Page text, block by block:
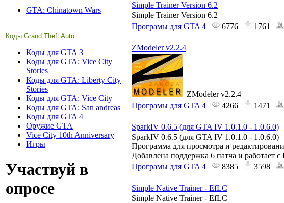
GTA: Chinatown Wars
Коды Grand Theft Auto
Коды для GTA 3
Коды для GTA: Vice City
Stories
Коды для GTA: Liberty City
Stories
Коды для GTA: Vice City
Коды для GTA: San andreas
Коды для GTA 4
Оружие GTA
Vice City 10th Anniversary
Игры
Участвуй в
опросе
Simple Trainer Version 6.2
Simple Trainer Version 6.2
Програмы для GTA 4 | 6776 | 1761 |
ZModeler v2.2.4
ZModeler v2.2.4
Програмы для GTA 4 | 4266 | 1471 |
SparkIV 0.6.5 (для GTA IV 1.0.1.0 - 1.0.6.0)
SparkIV 0.6.5 (для GTA IV 1.0.1.0 - 1.0.6.0)
Программа для просмотра и
Добавлена поддержка 6 патча и работает с
Програмы для GTA 4 | 8385 | 3598 |
Simple Native Trainer - EfLC
Simple Native Trainer - EfLC